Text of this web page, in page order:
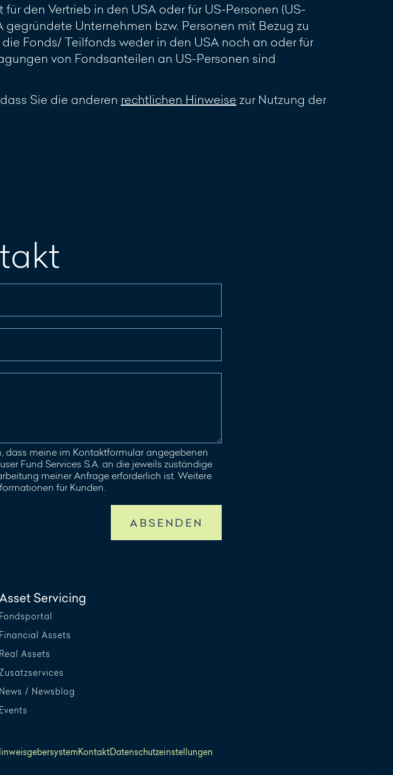
den Vertrieb in den USA oder für US-Personen (US-
Unternehmen bzw. Personen mit Bezug zu
Fonds/ Teilfonds weder in den USA noch an oder für
von Fondsanteilen an US-Personen sind
Sie die anderen rechtlichen Hinweise zur Nutzung der
dass meine im Kontaktformular angegebenen
Fund Services S.A. an die jeweils zuständige
meiner Anfrage erforderlich ist. Weitere
für Kunden.
ABSENDEN
Servicing
Fondsportal
Financial Assets
Real Assets
News / Newsblog
Events
KontaktDatenschutzeinstellungen